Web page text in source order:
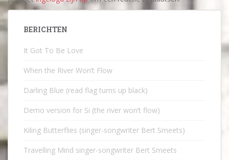
BERICHTEN
It Got To Be Love
When the River Won’t Flow
Darling Blue (read flag turns up black)
Demo version for Si (the river won’t flow)
Kiling Butterflies (singer-songwriter Bert Smeets)
Travelling Mind singer-songwriter Bert Smeets